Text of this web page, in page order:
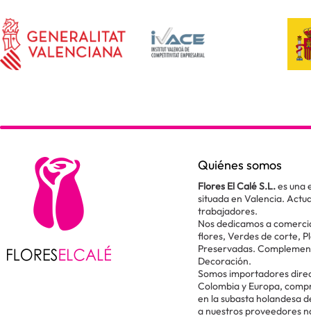
Quiénes somos
Flores El Calé S.L.es una
situada en Valencia.
trabajadores.
Nos dedicamos a
flores, Verdes de corte,
Preservadas.
Decoración.
Somos importadores
Colombia y Europa,
en la subasta holandesa
a nuestros proveedores